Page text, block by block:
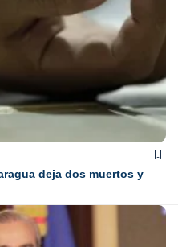
deja dos muertos y